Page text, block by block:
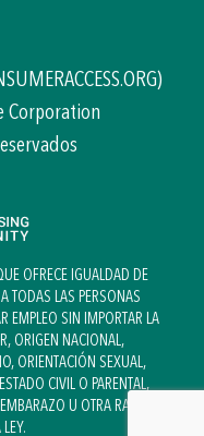
OFRECE IGUALDAD DE
TODAS LAS PERSONAS
EMPLEO SIN IMPORTAR LA
ORIGEN NACIONAL,
ORIENTACIÓN SEXUAL,
CIVIL O PARENTAL,
U OTRA RAZÓN